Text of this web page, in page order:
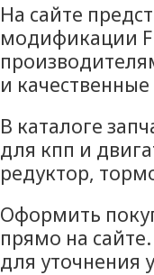
На сайте
модификации
и
В каталоге
для кпп и
редуктор,
Оформить
прямо на
для уточнения